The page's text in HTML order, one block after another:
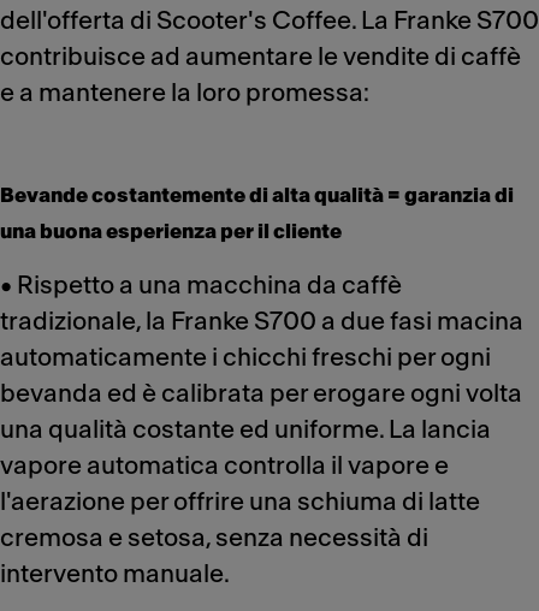
dell'offerta di Scooter's Coffee. La Franke S700
contribuisce ad aumentare le vendite di caffè
e a mantenere la loro promessa:
Bevande costantemente di alta qualità = garanzia di
una buona esperienza per il cliente
• Rispetto a una macchina da caffè
tradizionale, la Franke S700 a due fasi macina
automaticamente i chicchi freschi per ogni
bevanda ed è calibrata per erogare ogni volta
una qualità costante ed uniforme. La lancia
vapore automatica controlla il vapore e
l'aerazione per offrire una schiuma di latte
cremosa e setosa, senza necessità di
intervento manuale.